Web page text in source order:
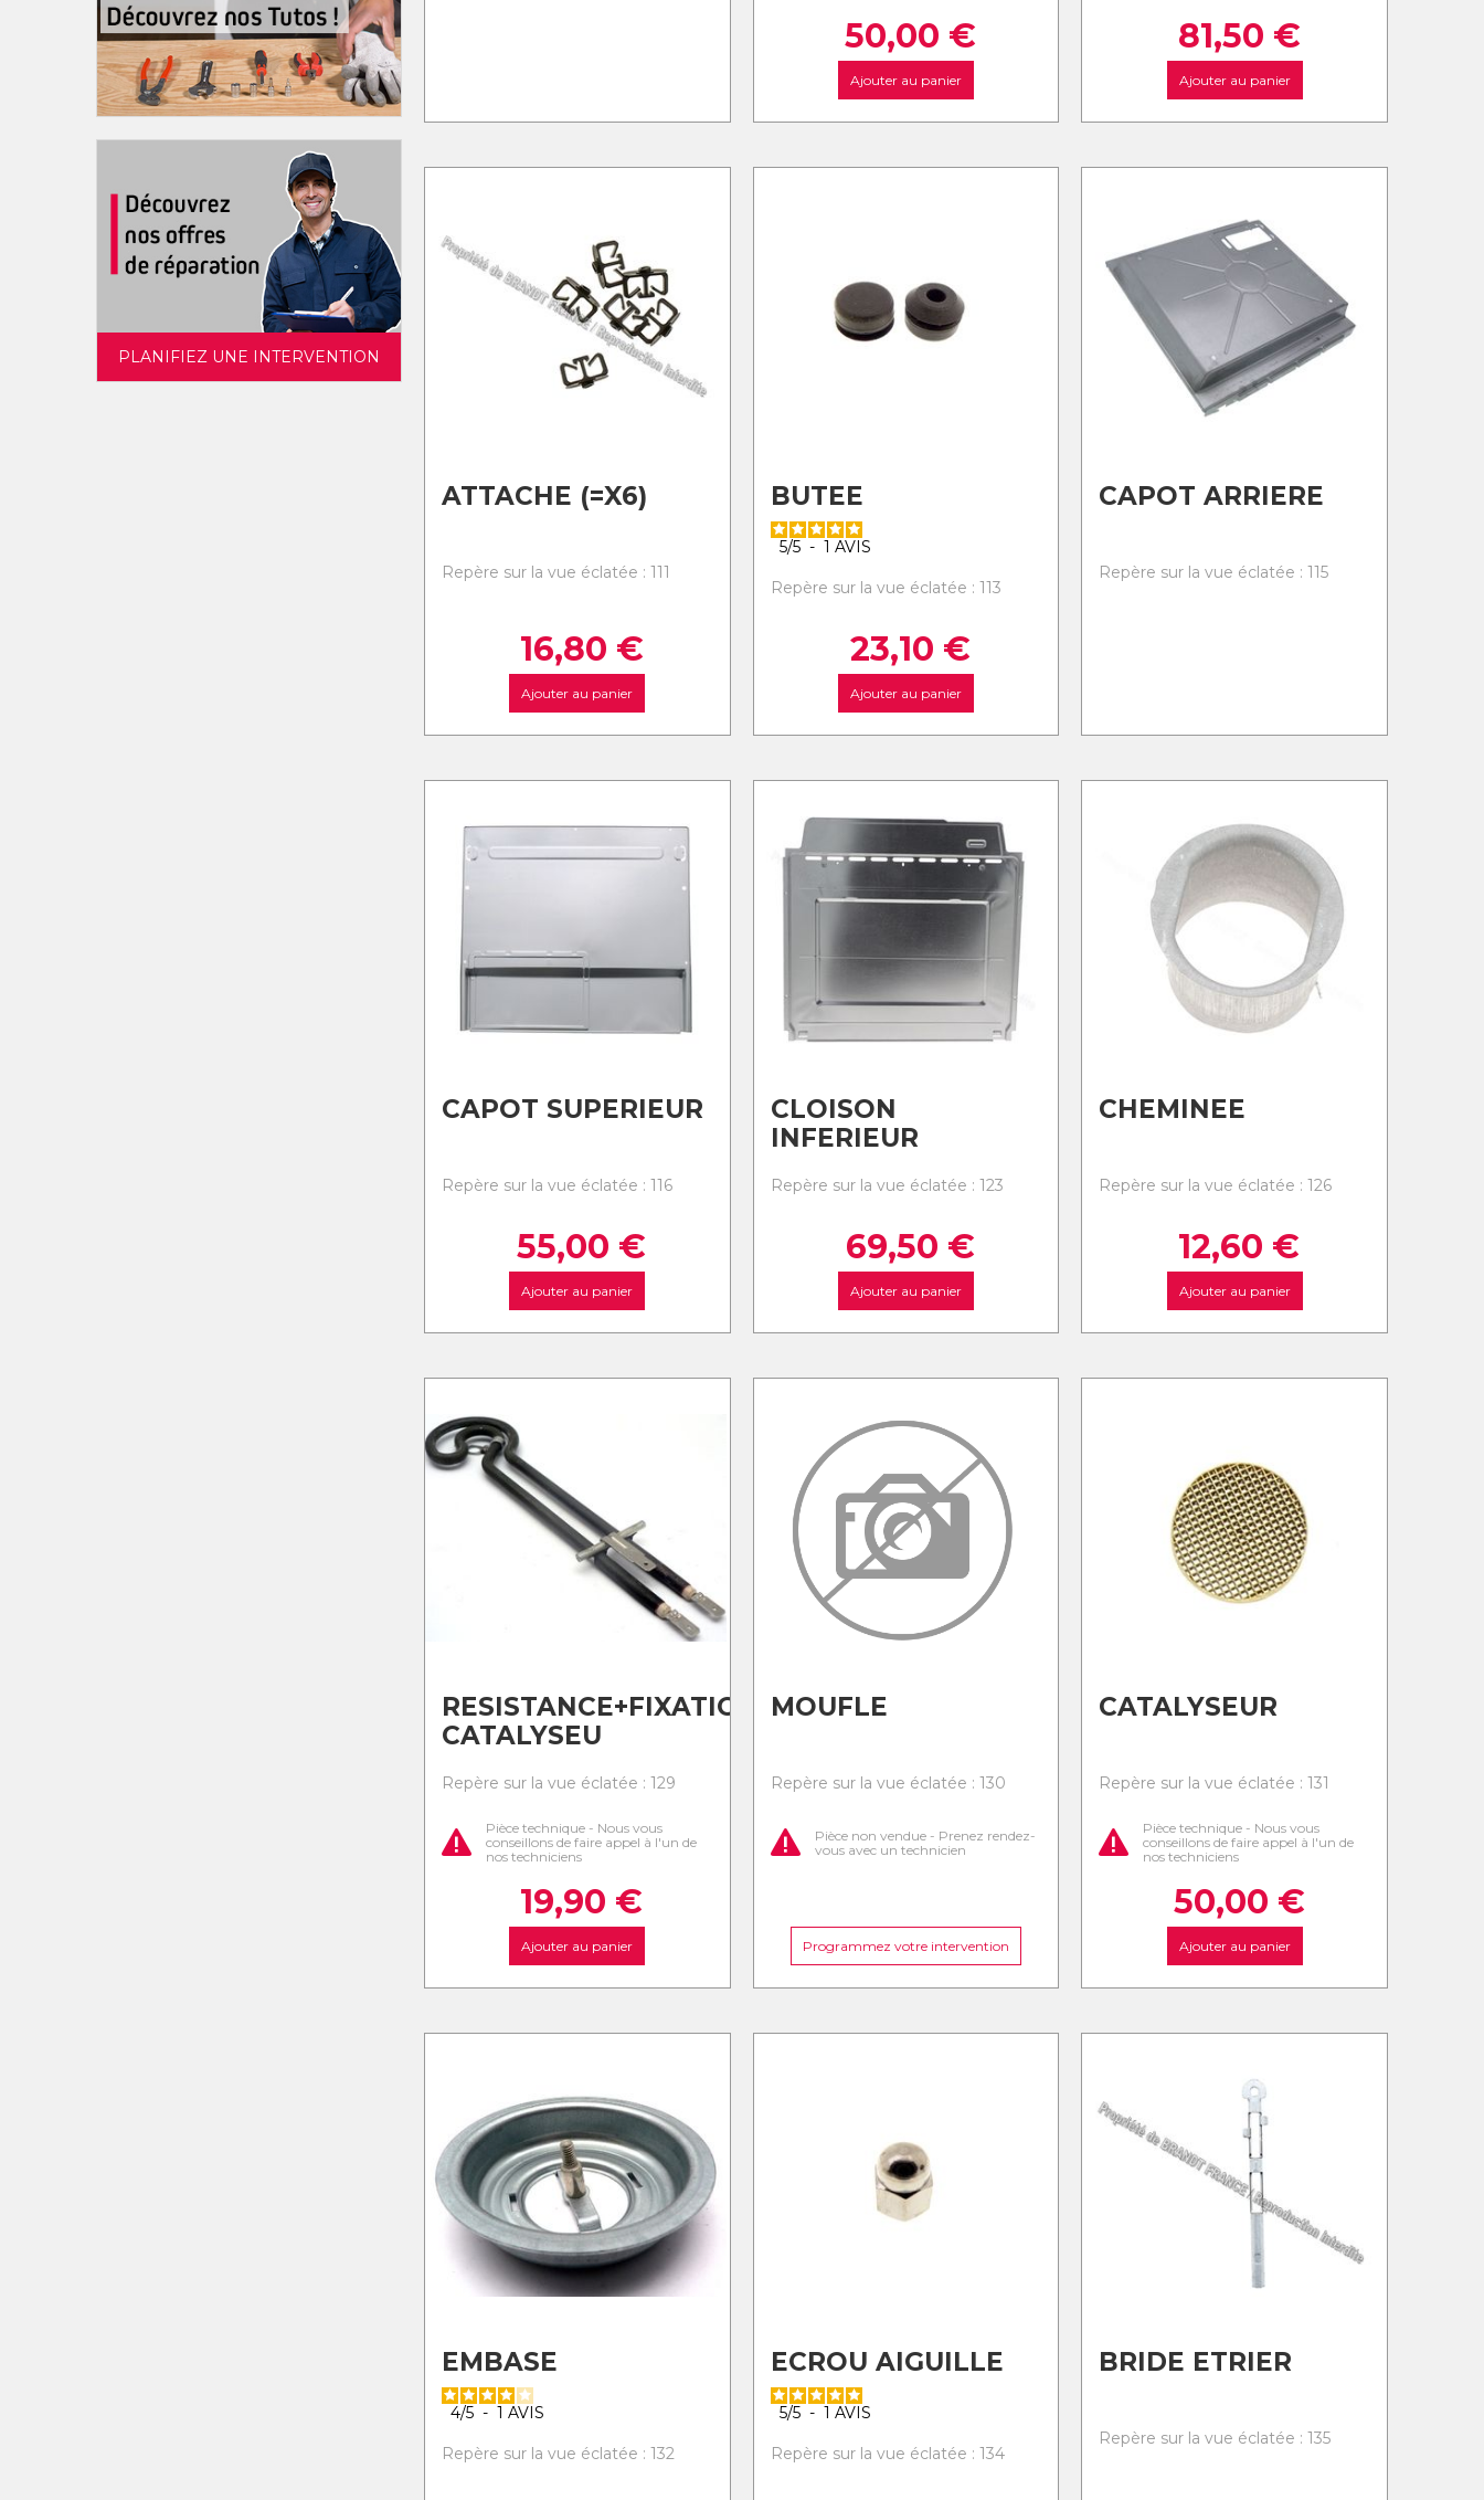
PLANIFIEZ UNE INTERVENTION
50,00 €
Ajouter au panier
81,50 €
Ajouter au panier
ATTACHE (=X6)
Repère sur la vue éclatée : 111
16,80 €
Ajouter au panier
BUTEE
5/5 - 1 AVIS
Repère sur la vue éclatée : 113
23,10 €
Ajouter au panier
CAPOT ARRIERE
Repère sur la vue éclatée : 115
CAPOT SUPERIEUR
Repère sur la vue éclatée : 116
55,00 €
Ajouter au panier
CLOISON
INFERIEUR
Repère sur la vue éclatée : 123
69,50 €
Ajouter au panier
CHEMINEE
Repère sur la vue éclatée : 126
12,60 €
Ajouter au panier
RESISTANCE+FIXATION
CATALYSEU
Repère sur la vue éclatée : 129
Pièce technique - Nous vous
conseillons de faire appel à l'un de
nos techniciens
19,90 €
Ajouter au panier
MOUFLE
Repère sur la vue éclatée : 130
Pièce non vendue - Prenez rendez-
vous avec un technicien
Programmez votre intervention
CATALYSEUR
Repère sur la vue éclatée : 131
Pièce technique - Nous vous
conseillons de faire appel à l'un de
nos techniciens
50,00 €
Ajouter au panier
EMBASE
4/5 - 1 AVIS
Repère sur la vue éclatée : 132
ECROU AIGUILLE
5/5 - 1 AVIS
Repère sur la vue éclatée : 134
BRIDE ETRIER
Repère sur la vue éclatée : 135